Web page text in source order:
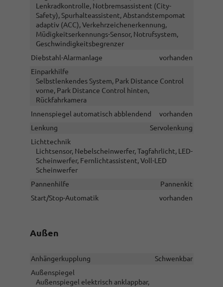
Lenkradkontrolle, Notbremsassistent (City-
Safety), Spurhalteassistent, Abstandstempomat
adaptiv (ACC), Verkehrzeichenerkennung,
Müdigkeitserkennungs-Sensor, Notrufsystem,
Geschwindigkeitsbegrenzer
Diebstahl-Alarmanlage
vorhanden
Einparkhilfe
Selbstlenkendes System, Park Distance Control
vorne, Park Distance Control hinten,
Rückfahrkamera
Innenspiegel automatisch abblendend
vorhanden
Lenkung
Servolenkung
Lichttechnik
Lichtsensor, Nebelscheinwerfer, Tagfahrlicht, LED-
Scheinwerfer, Fernlichtassistent, Voll-LED
Scheinwerfer
Pannenhilfe
Pannenkit
Start/Stop-Automatik
vorhanden
Außen
Anhängerkupplung
Schwenkbar
Außenspiegel
Außenspiegel elektrisch anklappbar,